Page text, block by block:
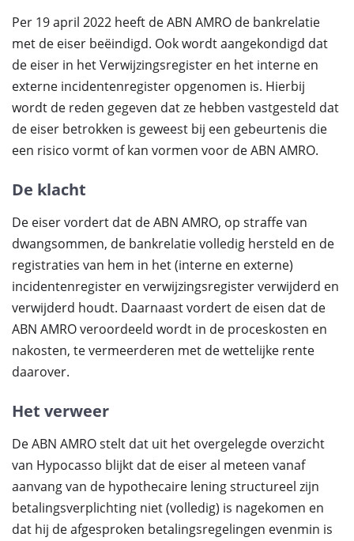
Per 19 april 2022 heeft de ABN AMRO de bankrelatie
met de eiser beëindigd. Ook wordt aangekondigd dat
de eiser in het Verwijzingsregister en het interne en
externe incidentenregister opgenomen is. Hierbij
wordt de reden gegeven dat ze hebben vastgesteld dat
de eiser betrokken is geweest bij een gebeurtenis die
een risico vormt of kan vormen voor de ABN AMRO.
De klacht
De eiser vordert dat de ABN AMRO, op straffe van
dwangsommen, de bankrelatie volledig hersteld en de
registraties van hem in het (interne en externe)
incidentenregister en verwijzingsregister verwijderd en
verwijderd houdt. Daarnaast vordert de eisen dat de
ABN AMRO veroordeeld wordt in de proceskosten en
nakosten, te vermeerderen met de wettelijke rente
daarover.
Het verweer
De ABN AMRO stelt dat uit het overgelegde overzicht
van Hypocasso blijkt dat de eiser al meteen vanaf
aanvang van de hypothecaire lening structureel zijn
betalingsverplichting niet (volledig) is nagekomen en
dat hij de afgesproken betalingsregelingen evenmin is